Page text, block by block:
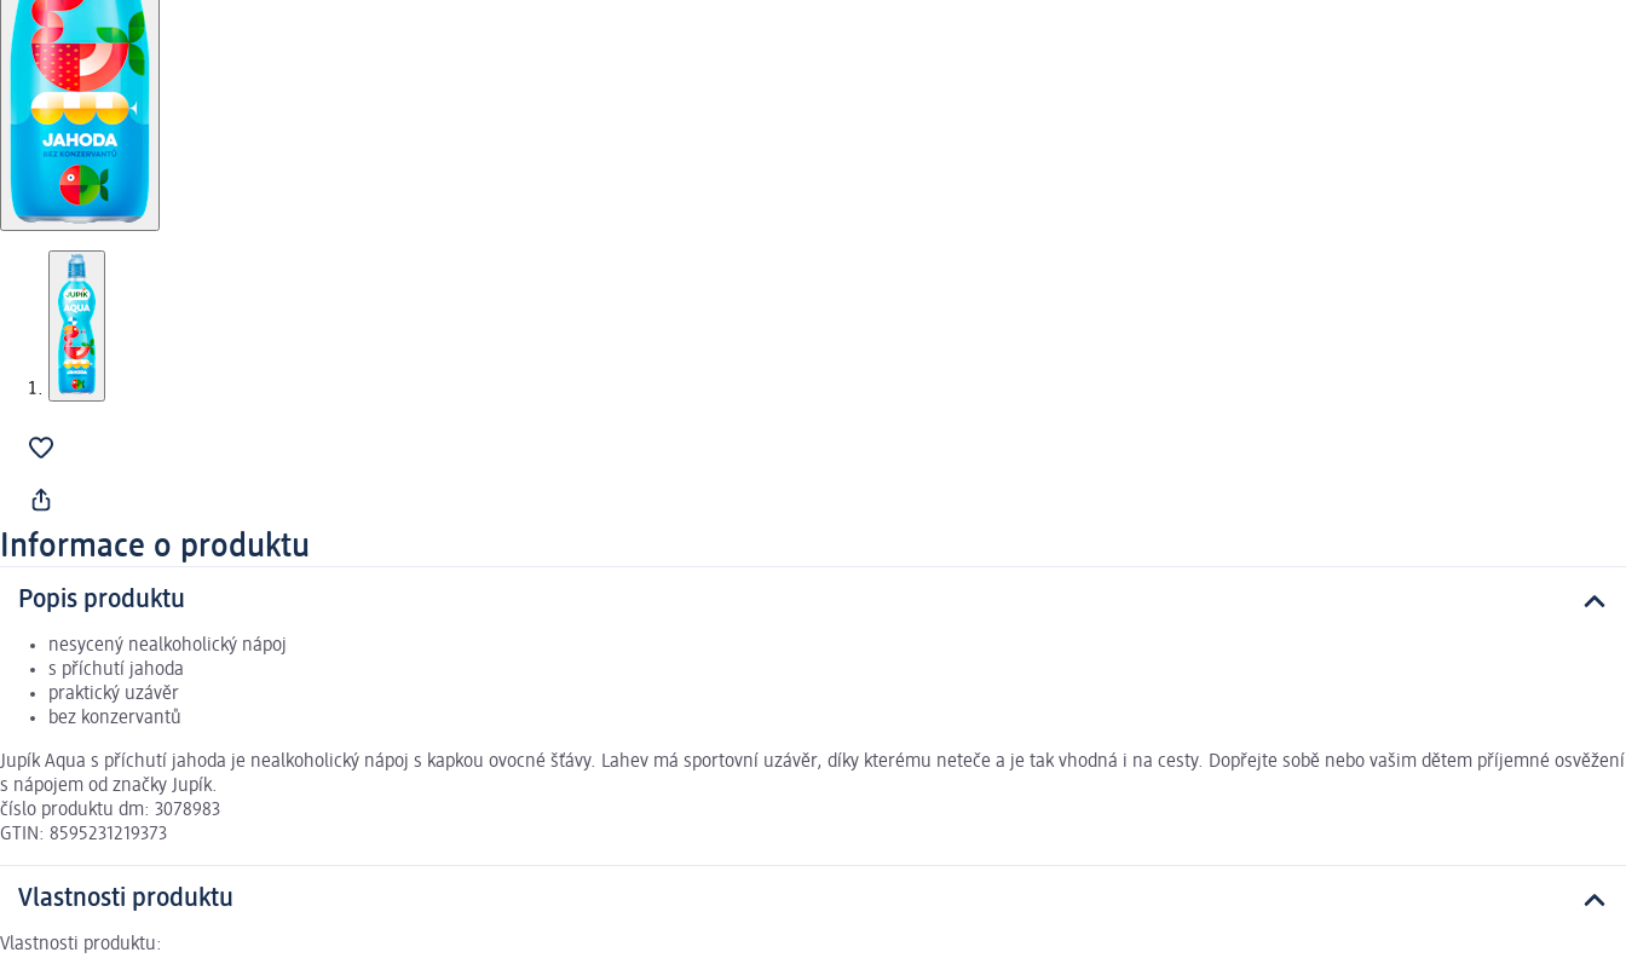
Informace o produktu
Popis produktu
nesycený nealkoholický nápoj
s příchutí jahoda
praktický uzávěr
bez konzervantů
Jupík Aqua s příchutí jahoda je nealkoholický nápoj s kapkou ovocné šťávy. Lahev má sportovní uzávěr, díky kterému neteče a je tak vhodná i na cesty. Dopřejte sobě nebo vašim dětem příjemné osvěžení
s nápojem od značky Jupík.
číslo produktu dm: 3078983
GTIN: 8595231219373
Vlastnosti produktu
Vlastnosti produktu: